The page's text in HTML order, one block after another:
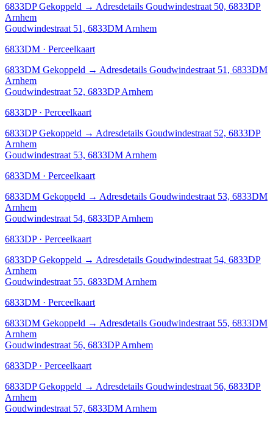
6833DP Gekoppeld → Adresdetails Goudwindestraat 50, 6833DP
Arnhem
Goudwindestraat 51, 6833DM Arnhem
6833DM · Perceelkaart
6833DM Gekoppeld → Adresdetails Goudwindestraat 51, 6833DM
Arnhem
Goudwindestraat 52, 6833DP Arnhem
6833DP · Perceelkaart
6833DP Gekoppeld → Adresdetails Goudwindestraat 52, 6833DP
Arnhem
Goudwindestraat 53, 6833DM Arnhem
6833DM · Perceelkaart
6833DM Gekoppeld → Adresdetails Goudwindestraat 53, 6833DM
Arnhem
Goudwindestraat 54, 6833DP Arnhem
6833DP · Perceelkaart
6833DP Gekoppeld → Adresdetails Goudwindestraat 54, 6833DP
Arnhem
Goudwindestraat 55, 6833DM Arnhem
6833DM · Perceelkaart
6833DM Gekoppeld → Adresdetails Goudwindestraat 55, 6833DM
Arnhem
Goudwindestraat 56, 6833DP Arnhem
6833DP · Perceelkaart
6833DP Gekoppeld → Adresdetails Goudwindestraat 56, 6833DP
Arnhem
Goudwindestraat 57, 6833DM Arnhem